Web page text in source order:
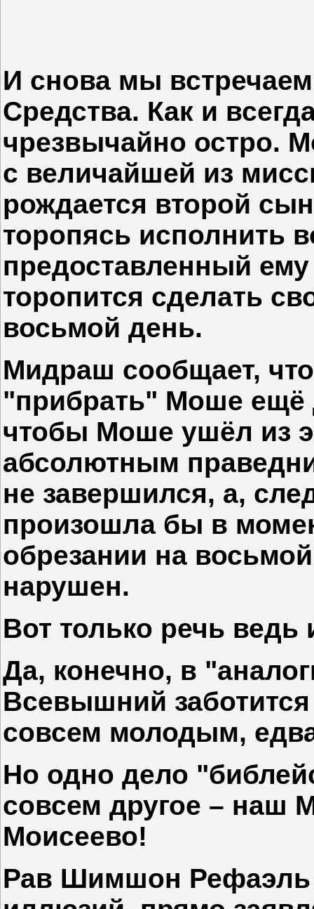
И снова мы
Средства. Как и
чрезвычайно остро.
с величайшей из
рождается второй
торопясь исполнить
предоставленный
торопится сделать
восьмой день.
Мидраш сообщает,
"прибрать" Моше ещё
чтобы Моше ушёл из
абсолютным
не завершился, а,
произошла бы в
обрезании на
нарушен.
Вот только речь
Да, конечно, в
Всевышний
совсем молодым,
Но одно дело
совсем другое – наш
Моисеево!
Рав Шимшон Рефаэль